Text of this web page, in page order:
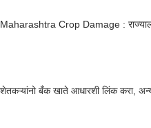
Maharashtra Crop Damage :